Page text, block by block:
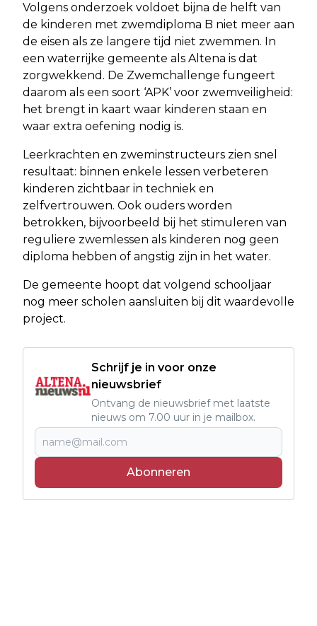
Volgens onderzoek voldoet bijna de helft van
de kinderen met zwemdiploma B niet meer aan
de eisen als ze langere tijd niet zwemmen. In
een waterrijke gemeente als Altena is dat
zorgwekkend. De Zwemchallenge fungeert
daarom als een soort ‘APK’ voor zwemveiligheid:
het brengt in kaart waar kinderen staan en
waar extra oefening nodig is.
Leerkrachten en zweminstructeurs zien snel
resultaat: binnen enkele lessen verbeteren
kinderen zichtbaar in techniek en
zelfvertrouwen. Ook ouders worden
betrokken, bijvoorbeeld bij het stimuleren van
reguliere zwemlessen als kinderen nog geen
diploma hebben of angstig zijn in het water.
De gemeente hoopt dat volgend schooljaar
nog meer scholen aansluiten bij dit waardevolle
project.
Schrijf je in voor onze
nieuwsbrief
Ontvang de nieuwsbrief met laatste
nieuws om 7.00 uur in je mailbox.
Abonneren